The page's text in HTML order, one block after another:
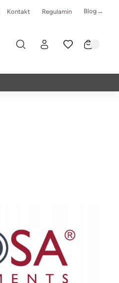
Kontakt Regulamin Blog→